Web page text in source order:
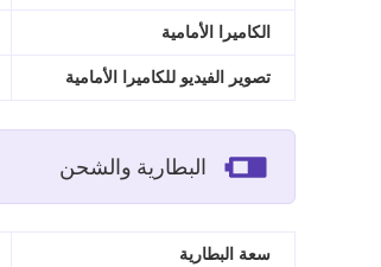
الكاميرا الأمامية
تصوير الفيديو للكاميرا الأمامية
البطارية والشحن
سعة البطارية